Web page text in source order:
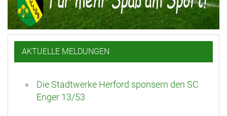
AKTUELLE MELDUNGEN
Die Stadtwerke Herford sponsern den SC
Enger 13/53